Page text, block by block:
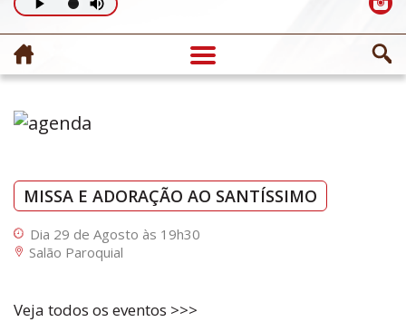
MISSA E ADORAÇÃO AO SANTÍSSIMO
Dia 29 de Agosto às 19h30
Salão Paroquial
Veja todos os eventos >>>